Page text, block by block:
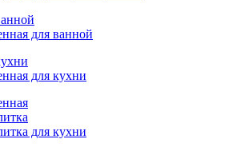
для ванной
для кухни
для кухни